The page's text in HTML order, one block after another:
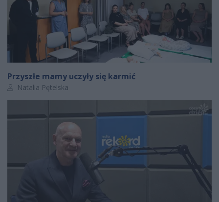
Przyszłe mamy uczyły się karmić
Autor artykułu:
Natalia Pętelska